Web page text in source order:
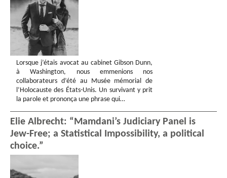
Lorsque j’étais avocat au cabinet Gibson Dunn,
à Washington, nous emmenions nos
collaborateurs d’été au Musée mémorial de
l’Holocauste des États-Unis. Un survivant y prit
la parole et prononça une phrase qui…
Elie Albrecht: “Mamdani’s Judiciary Panel is
Jew-Free; a Statistical Impossibility, a political
choice.”